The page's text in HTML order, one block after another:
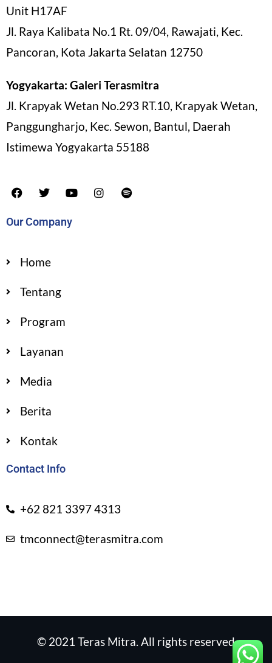
Unit H17AF
Jl. Raya Kalibata No.1 Rt. 09/04, Rawajati, Kec.
Pancoran, Kota Jakarta Selatan 12750
Yogyakarta: Galeri Terasmitra
Jl. Krapyak Wetan No.293 RT.10, Krapyak Wetan,
Panggungharjo, Kec. Sewon, Bantul, Daerah
Istimewa Yogyakarta 55188
Our Company
Home
Tentang
Program
Layanan
Media
Berita
Kontak
Contact Info
+62 821 3397 4313
tmconnect@terasmitra.com
© 2021 Teras Mitra. All rights reserved